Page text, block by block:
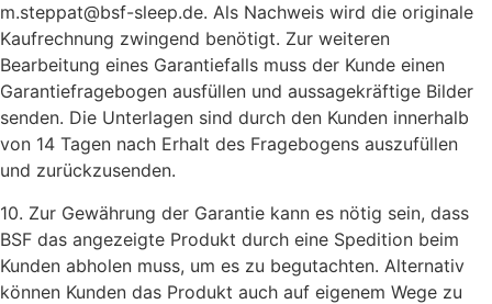
m.steppat@bsf-sleep.de. Als Nachweis wird die originale
Kaufrechnung zwingend benötigt. Zur weiteren
Bearbeitung eines Garantiefalls muss der Kunde einen
Garantiefragebogen ausfüllen und aussagekräftige Bilder
senden. Die Unterlagen sind durch den Kunden innerhalb
von 14 Tagen nach Erhalt des Fragebogens auszufüllen
und zurückzusenden.
10. Zur Gewährung der Garantie kann es nötig sein, dass
BSF das angezeigte Produkt durch eine Spedition beim
Kunden abholen muss, um es zu begutachten. Alternativ
können Kunden das Produkt auch auf eigenem Wege zu